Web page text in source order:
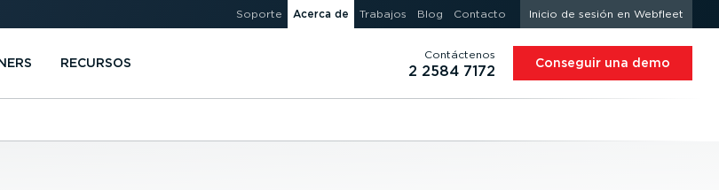
Soporte Acerca de Trabajos Blog Contacto Inicio de sesión en Webfleet
RECURSOS
Contáctenos
2 2584 7172 Conseguir una demo